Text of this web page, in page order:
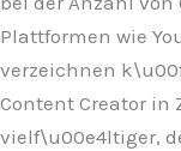
Plattformen wie
verzeichnen
Content Creator
vielf\u00e4ltiger,